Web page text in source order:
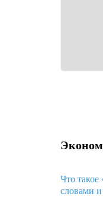
Что
словами и